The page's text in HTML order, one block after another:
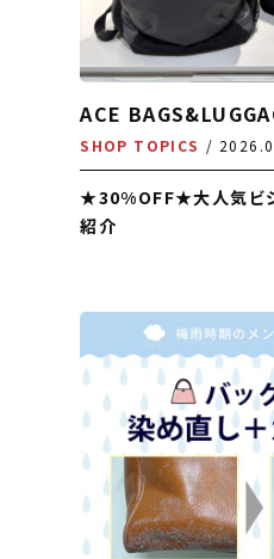
ACE
SHOP TOPICS
★30%OFF★大人気ビ
紹介